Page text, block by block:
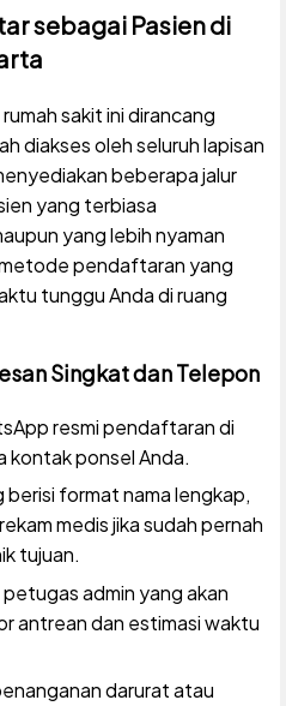
sebagai Pasien di
sakit ini dirancang
diakses oleh seluruh lapisan
beberapa jalur
yang terbiasa
yang lebih nyaman
pendaftaran yang
tunggu Anda di ruang
Singkat dan Telepon
resmi pendaftaran di
kontak ponsel Anda.
berisi format nama lengkap,
medis jika sudah pernah
tujuan.
admin yang akan
antrean dan estimasi waktu
darurat atau